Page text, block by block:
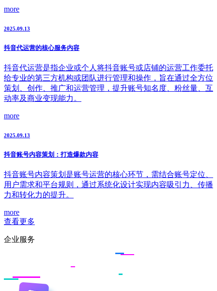
more
2025.09.13
抖音代运营的核心服务内容
抖音代运营是指企业或个人将抖音账号或店铺的运营工作委托
给专业的第三方机构或团队进行管理和操作，旨在通过全方位
策划、创作、推广和运营管理，提升账号知名度、粉丝量、互
动率及商业变现能力。
more
2025.09.13
抖音账号内容策划：打造爆款内容
抖音账号内容策划是账号运营的核心环节，需结合账号定位、
用户需求和平台规则，通过系统化设计实现内容吸引力、传播
力和转化力的提升。
more
查看更多
企业服务